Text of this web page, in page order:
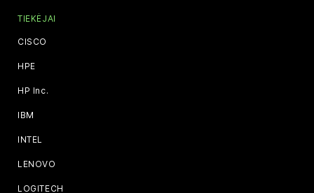
TIEKĖJAI
CISCO
HPE
HP Inc.
IBM
INTEL
LENOVO
LOGITECH